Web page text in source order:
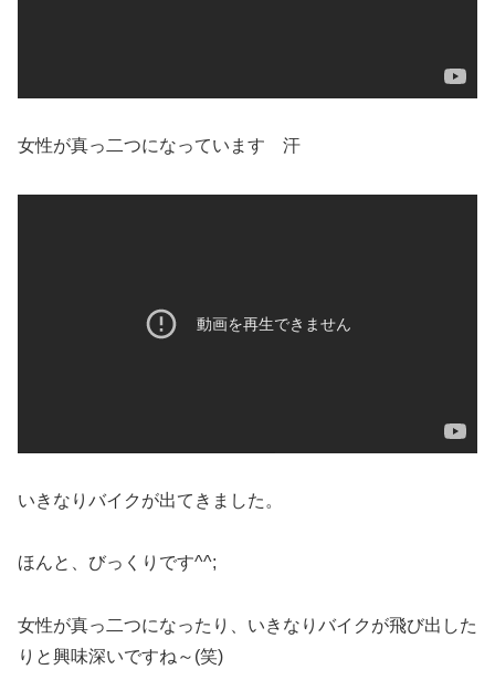
女性が真っ二つになっています 汗
いきなりバイクが出てきました。
ほんと、びっくりです^^;
女性が真っ二つになったり、いきなりバイクが飛び出した
りと興味深いですね～(笑)